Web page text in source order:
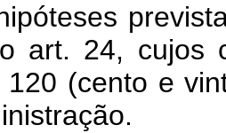
art. 24, cujos
(cento e